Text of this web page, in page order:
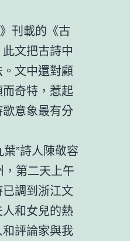
刊載的《古
文把古詩中
文中還對顧
奇特，惹起
意象最有分
”詩人陳敬容
第二天上午
調到浙江文
和女兒的熱
評論家與我